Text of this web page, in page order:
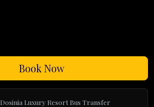
Book Now
Dosinia Luxury Resort Bus Transfer